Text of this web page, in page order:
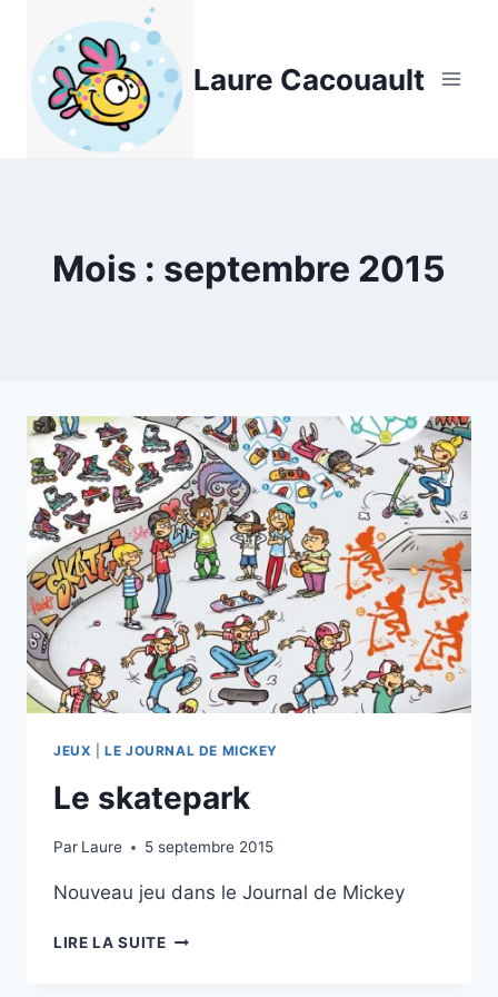
contenu
Laure Cacouault
Mois : septembre 2015
JEUX |LE JOURNAL DE MICKEY
Le skatepark
Par Laure 5 septembre 2015
Nouveau jeu dans le Journal de Mickey
LIRE LA SUITELE